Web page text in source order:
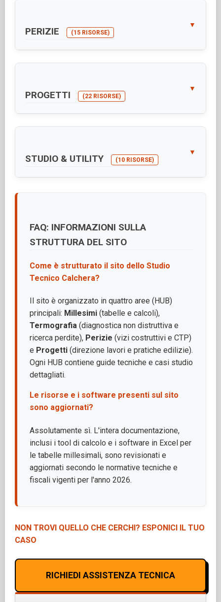
PERIZIE (15 RISORSE)
▼
PROGETTI (22 RISORSE)
▼
STUDIO & UTILITY (10 RISORSE)
▼
FAQ: INFORMAZIONI SULLA
STRUTTURA DEL SITO
Come è strutturato il sito dello Studio
Tecnico Calchera?
Il sito è organizzato in quattro aree (HUB)
principali: Millesimi(tabelle e calcoli),
Termografia(diagnostica non distruttiva e
ricerca perdite), Perizie (vizi costruttivi e CTP)
e Progetti(direzione lavori e pratiche edilizie).
Ogni HUB contiene guide tecniche e casi studio
dettagliati.
Le risorse e i software presenti sul sito
sono aggiornati?
Assolutamente sì. L'intera documentazione,
inclusi i tool di calcolo e i software in Excel per
le tabelle millesimali, sono revisionati e
aggiornati secondo le normative tecniche e
fiscali vigenti per l'anno 2026.
NON TROVI QUELLO CHE CERCHI? ESPONICI IL TUO
CASO
RICHIEDI ASSISTENZA TECNICA